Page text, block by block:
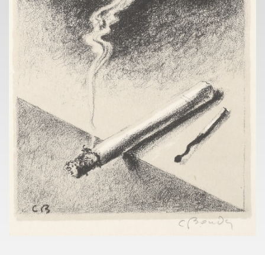
EXHIBITION
NOVA SIN GALLERY
Voršilská 3, Prague 1
12.4. - 18.4. 2021
10 am - 6 pm
CONTACT
Lukáš Rybka
+420 724 035 347
lukas.rybka@pragueauctions.com
PRIVATE COLLECTION